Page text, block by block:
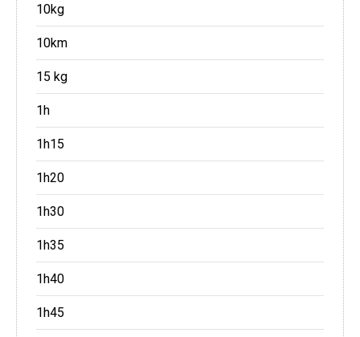
10kg
10km
15 kg
1h
1h15
1h20
1h30
1h35
1h40
1h45